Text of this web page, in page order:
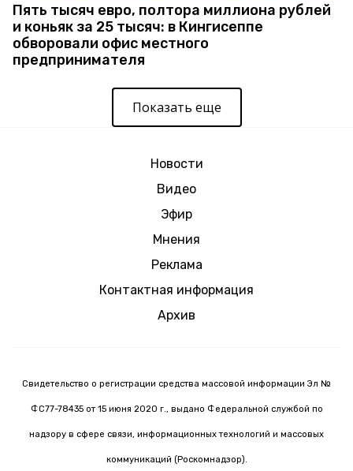
Пять тысяч евро, полтора миллиона рублей
и коньяк за 25 тысяч: в Кингисеппе
обворовали офис местного
предпринимателя
Показать еще
Новости
Видео
Эфир
Мнения
Реклама
Контактная информация
Архив
Свидетельство о регистрации средства массовой информации Эл №
ФС77-78435 от 15 июня 2020 г., выдано Федеральной службой по
надзору в сфере связи, информационных технологий и массовых
коммуникаций (Роскомнадзор).